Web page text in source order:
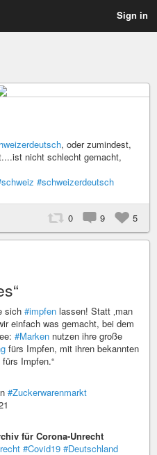
Sign in
, oder zumindest,
nicht schlecht gemacht,
#schweizerdeutsch
0 9 5
sich #impfen lassen! Statt ‚man
einfach was gemacht, bei dem
#Marken nutzen ihre große
fürs Impfen, mit ihren bekannten
Impfen.“
#Zuckerwarenmarkt
für Corona-Unrecht
#Covid19 #Deutschland